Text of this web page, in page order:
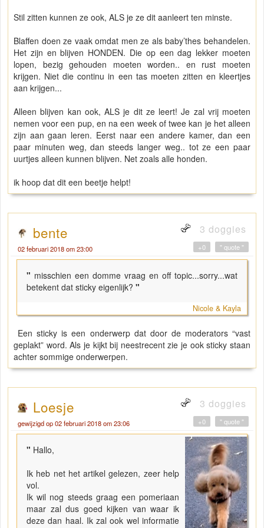
Stil zitten kunnen ze ook, ALS je ze dit aanleert ten minste.
Blaffen doen ze vaak omdat men ze als baby’thes behandelen.
Het zijn en blijven HONDEN. Die op een dag lekker moeten
lopen, bezig gehouden moeten worden.. en rust moeten
krijgen. Niet die continu in een tas moeten zitten en kleertjes
aan krijgen...
Alleen blijven kan ook, ALS je dit ze leert! Je zal vrij moeten
nemen voor een pup, en na een week of twee kan je het alleen
zijn aan gaan leren. Eerst naar een andere kamer, dan een
paar minuten weg, dan steeds langer weg.. tot ze een paar
uurtjes alleen kunnen blijven. Net zoals alle honden.
ik hoop dat dit een beetje helpt!
bente 3 doggies
02 februari 2018 om 23:00 " quote "
+0
" misschien een domme vraag en off topic...sorry...wat
betekent dat sticky eigenlijk? "
Nicole & Kayla
Een sticky is een onderwerp dat door de moderators “vast
geplakt” word. Als je kijkt bij neestrecent zie je ook sticky staan
achter sommige onderwerpen.
Loesje 3 doggies
gewijzigd op 02 februari 2018 om 23:06 " quote "
+0
" Hallo,
Ik heb net het artikel gelezen, zeer help
vol.
Ik wil nog steeds graag een pomeriaan
maar zal dus goed kijken van waar ik
deze dan haal. Ik zal ook wel informatie